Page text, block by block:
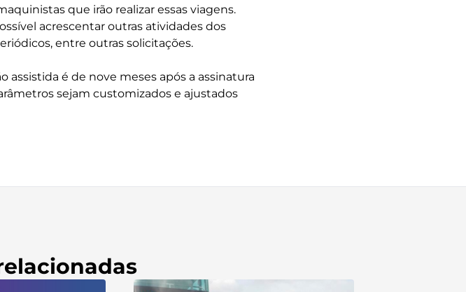
que irão realizar essas viagens.
acrescentar outras atividades dos
entre outras solicitações.
assistida é de nove meses após a assinatura
sejam customizados e ajustados